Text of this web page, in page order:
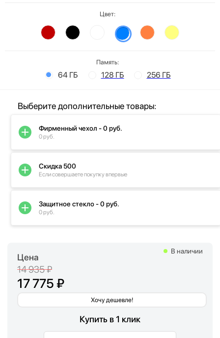
Цвет:
Память:
64 ГБ 128 ГБ 256 ГБ
Цена
14 935 ₽
17 775 ₽
Хочу дешевле!
В наличии
Купить в 1 клик
Выберите дополнительные товары:
Фирменный чехол - 0 руб.
0 руб.
Скидка 500
Если совершаете покупку впервые
Защитное стекло - 0 руб.
0 руб.